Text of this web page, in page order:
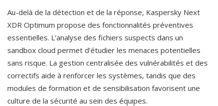
Au-delà de la détection et de la réponse, Kaspersky Next
XDR Optimum propose des fonctionnalités préventives
essentielles. L’analyse des fichiers suspects dans un
sandbox cloud permet d’étudier les menaces potentielles
sans risque. La gestion centralisée des vulnérabilités et des
correctifs aide à renforcer les systèmes, tandis que des
modules de formation et de sensibilisation favorisent une
culture de la sécurité au sein des équipes.